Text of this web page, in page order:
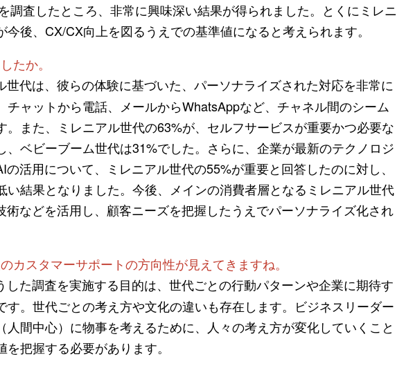
調査したところ、非常に興味深い結果が得られました。とくにミレニ
後、CX/CX向上を図るうえでの基準値になると考えられます。
たか。
代は、彼らの体験に基づいた、パーソナライズされた対応を非常に
チャットから電話、メールからWhatsAppなど、チャネル間のシーム
。また、ミレニアル世代の63%が、セルフサービスが重要かつ必要な
、ベビーブーム世代は31%でした。さらに、企業が最新のテクノロジ
活用について、ミレニアル世代の55%が重要と回答したのに対し、
い結果となりました。今後、メインの消費者層となるミレニアル世代
術などを活用し、顧客ニーズを把握したうえでパーソナライズ化され
カスタマーサポートの方向性が見えてきますね。
た調査を実施する目的は、世代ごとの行動パターンや企業に期待す
す。世代ごとの考え方や文化の違いも存在します。ビジネスリーダー
人間中心）に物事を考えるために、人々の考え方が変化していくこと
把握する必要があります。